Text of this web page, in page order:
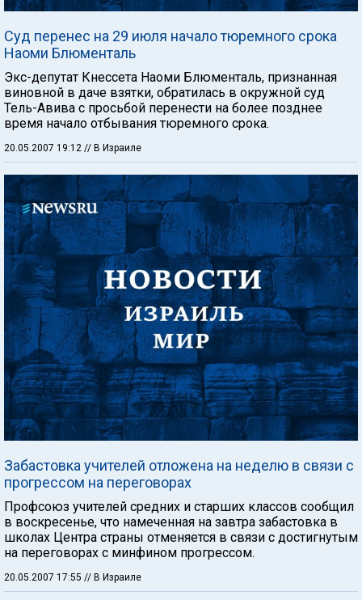
Суд перенес на 29 июля начало тюремного срока
Наоми Блюменталь
Экс-депутат Кнессета Наоми Блюменталь, признанная
виновной в даче взятки, обратилась в окружной суд
Тель-Авива с просьбой перенести на более позднее
время начало отбывания тюремного срока.
20.05.2007 19:12 // В Израиле
Забастовка учителей отложена на неделю в связи с
прогрессом на переговорах
Профсоюз учителей средних и старших классов сообщил
в воскресенье, что намеченная на завтра забастовка в
школах Центра страны отменяется в связи с достигнутым
на переговорах с минфином прогрессом.
20.05.2007 17:55 // В Израиле